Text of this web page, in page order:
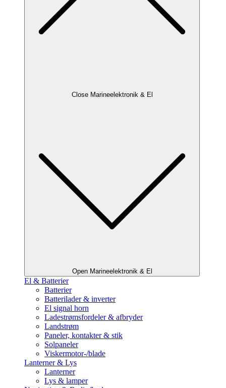
Close Marineelektronik & El
Open Marineelektronik & El
El & Batterier
Batterier
Batterilader & inverter
El signal horn
Ladestrømsfordeler & afbryder
Landstrøm
Paneler, kontakter & stik
Solpaneler
Viskermotor-/blade
Lanterner & Lys
Lanterner
Lys & lamper